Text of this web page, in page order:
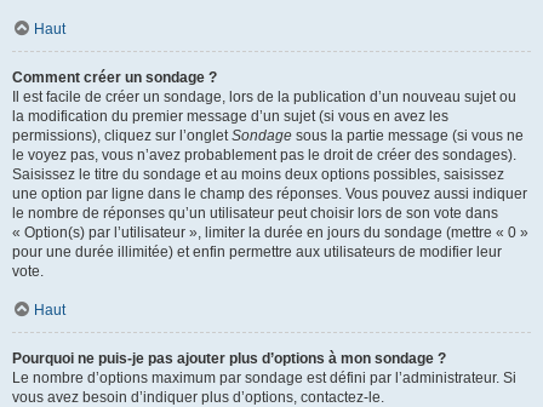
Haut
Comment créer un sondage ?
Il est facile de créer un sondage, lors de la publication d’un nouveau sujet ou
la modification du premier message d’un sujet (si vous en avez les
permissions), cliquez sur l’ongletSondage sous la partie message (si vous ne
le voyez pas, vous n’avez probablement pas le droit de créer des sondages).
Saisissez le titre du sondage et au moins deux options possibles, saisissez
une option par ligne dans le champ des réponses. Vous pouvez aussi indiquer
le nombre de réponses qu’un utilisateur peut choisir lors de son vote dans
« Option(s) par l’utilisateur », limiter la durée en jours du sondage (mettre « 0 »
pour une durée illimitée) et enfin permettre aux utilisateurs de modifier leur
vote.
Haut
Pourquoi ne puis-je pas ajouter plus d’options à mon sondage ?
Le nombre d’options maximum par sondage est défini par l’administrateur. Si
vous avez besoin d’indiquer plus d’options, contactez-le.